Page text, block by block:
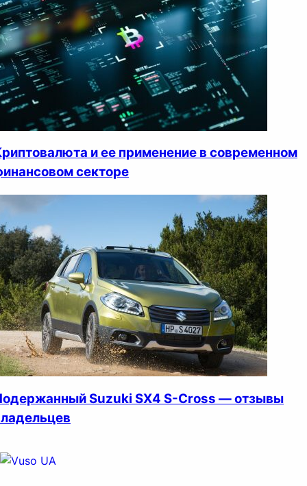
и ее применение в современном
секторе
Suzuki SX4 S-Cross — отзывы